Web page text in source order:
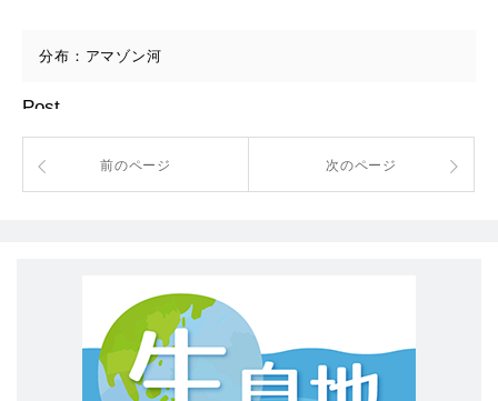
分布：アマゾン河
Post
前のページ 次のページ